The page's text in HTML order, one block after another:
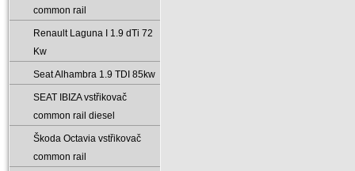
common rail
Renault Laguna I 1.9 dTi 72
Kw
Seat Alhambra 1.9 TDI 85kw
SEAT IBIZA vstřikovač
common rail diesel
Škoda Octavia vstřikovač
common rail